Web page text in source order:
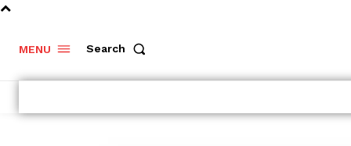
produkt –
MENU Search